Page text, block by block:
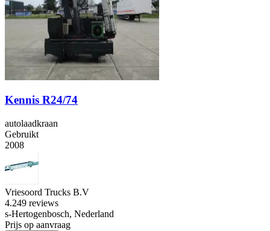
Kennis R24/74
autolaadkraan
Gebruikt
2008
Vriesoord Trucks B.V
4.249 reviews
s-Hertogenbosch, Nederland
Prijs op aanvraag